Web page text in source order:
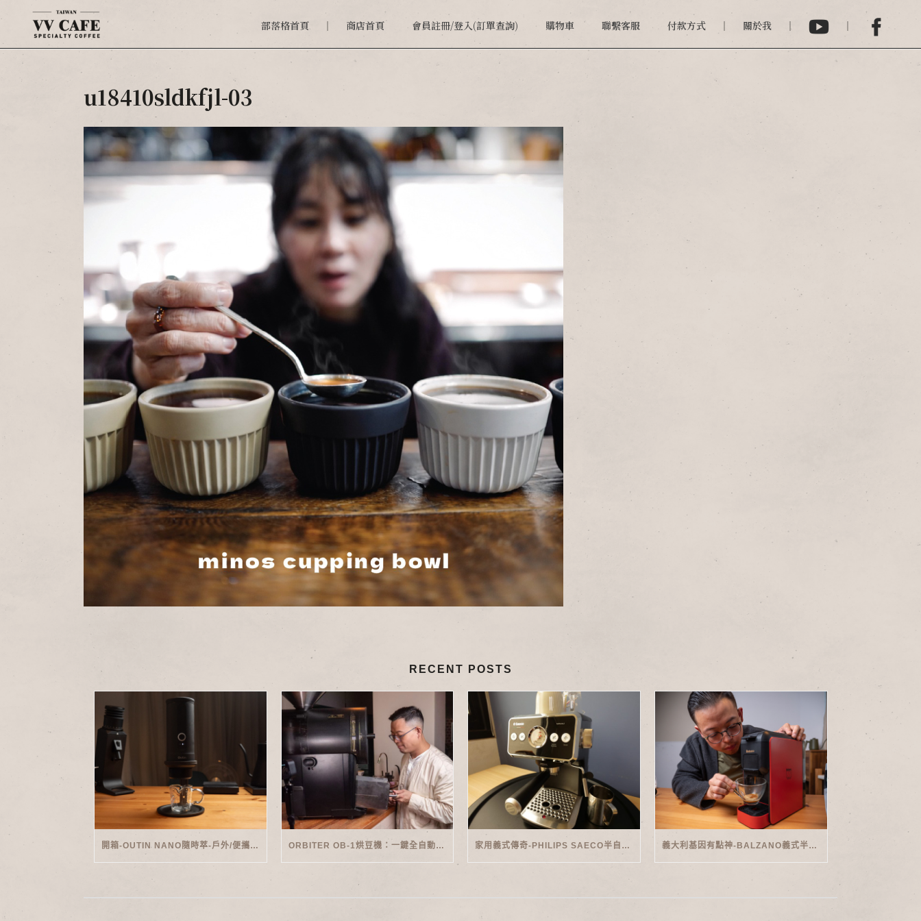
部落格首頁 商店首頁 會員註冊/登入(訂單查詢) 購物車 聯繫客服 付款方式 關於我
u18410sldkfjl-03
RECENT POSTS
開箱-OUTIN NANO隨時萃-戶外/便攜義式機 ORBITER OB-1烘豆機：一鍵全自動智能烘焙體驗 家用義式傳奇-PHILIPS SAECO半自動義式咖啡機(EMS5110)開箱 義大利基因有點神-BALZANO義式半自動雙膠囊3 IN 1咖啡機開箱